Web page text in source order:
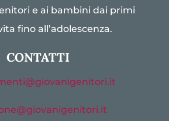
e ai bambini dai primi
fino all’adolescenza.
CONTATTI